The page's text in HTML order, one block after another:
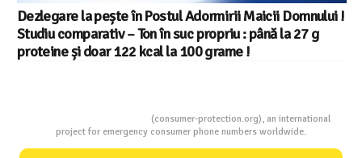
Salariul minim in Europa in 2026 – Romania pe locul 20
din 22 in UE
(consumer-protection.org), an international
project for emergency consumer phone numbers worldwide.